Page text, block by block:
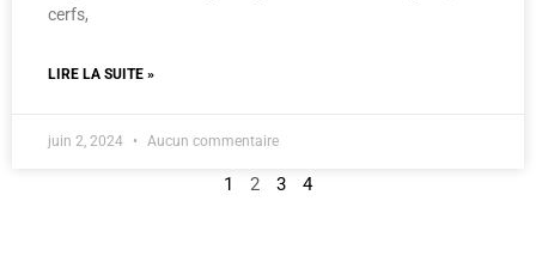
cerfs,
LIRE LA SUITE »
juin 2, 2024 Aucun commentaire
1 2 3 4